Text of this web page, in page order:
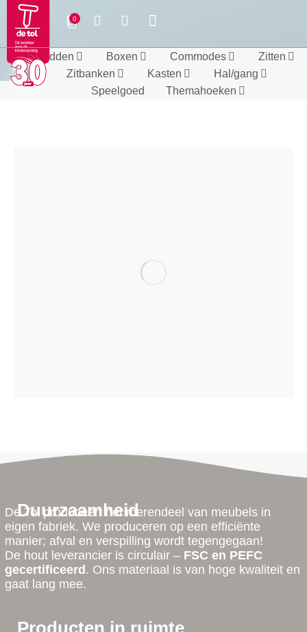
Bedden Boxen Commodes
Zitten
Zitbanken
Kasten
Hal/gang
Speelgoed
Themahoeken
Duurzaamheid
De Tol produceert het merendeel van meubels in
eigen fabriek. We produceren op een efficiënte
manier; afval en verspilling wordt tegengegaan!
De hout leverancier is circulair – FSC en PEFC
gecertificeerd . Ons materiaal is van hoge kwaliteit en
gaat lang mee.